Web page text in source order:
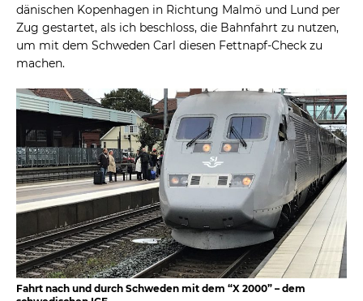
dänischen Kopenhagen in Richtung Malmö und Lund per
Zug gestartet, als ich beschloss, die Bahnfahrt zu nutzen,
um mit dem Schweden Carl diesen Fettnapf-Check zu
machen.
Fahrt nach und durch Schweden mit dem “X 2000” – dem